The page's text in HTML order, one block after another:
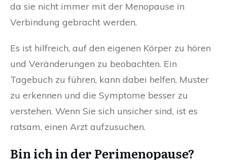
da sie nicht immer mit der Menopause in
Verbindung gebracht werden.
Es ist hilfreich, auf den eigenen Körper zu hören
und Veränderungen zu beobachten. Ein
Tagebuch zu führen, kann dabei helfen, Muster
zu erkennen und die Symptome besser zu
verstehen. Wenn Sie sich unsicher sind, ist es
ratsam, einen Arzt aufzusuchen.
Bin ich in der Perimenopause?